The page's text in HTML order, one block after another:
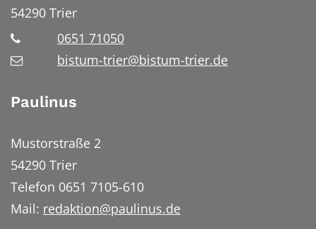
54290 Trier
0651 71050
bistum-trier@bistum-trier.de
Paulinus
Mustorstraße 2
54290 Trier
Telefon 0651 7105-610
Mail: redaktion@paulinus.de